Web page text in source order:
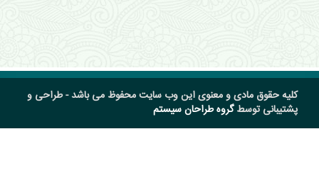
کلیه حقوق مادی و معنوی این وب سایت محفوظ می باشد - طراحی و
پشتیبانی توسطگروه طراحان سیستم